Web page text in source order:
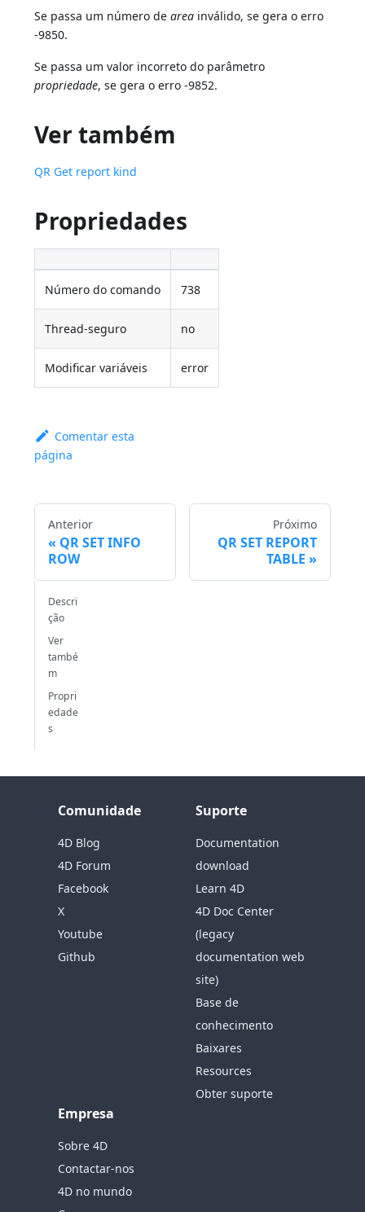
Se passa um número dearea inválido, se gera o erro
-9850.
Se passa um valor incorreto do parâmetro
propriedade, se gera o erro -9852.
Ver também
QR Get report kind
Propriedades
Número do comando 738
Thread-seguro no
Modificar variáveis error
Comentar esta
página
Anterior
QR SET INFO
ROW
Próximo
QR SET REPORT
TABLE
Descri
ção
Ver
també
m
Propri
edade
s
Comunidade
4D Blog
4D Forum
Facebook
X
Youtube
Github
Suporte
Documentation
download
Learn 4D
4D Doc Center
(legacy
documentation web
site)
Base de
conhecimento
Baixares
Resources
Obter suporte
Empresa
Sobre 4D
Contactar-nos
4D no mundo